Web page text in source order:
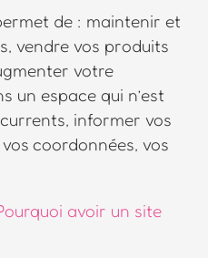
de : maintenir et
vendre vos produits
votre
un espace qui n’est
informer vos
coordonnées, vos
avoir un site